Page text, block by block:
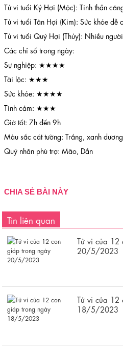
Tử vi tuổi Kỷ Hợi (Mộc): Tinh thần
Tử vi tuổi Tân Hợi (Kim): Sức khỏe dễ
Tử vi tuổi Quý Hợi (Thủy): Nhiều
Các chỉ số trong ngày:
Sự nghiệp: ★★★★
Tài lộc: ★★★
Sức khỏe: ★★★★
Tình cảm: ★★★
Giờ tốt: 7h đến 9h
Màu sắc cát tường: Trắng, xanh dương
Quý nhân phù trợ: Mão, Dần
CHIA SẺ BÀI NÀY
Tin liên quan
Tử vi của 12
20/5/2023
Tử vi của 12
18/5/2023